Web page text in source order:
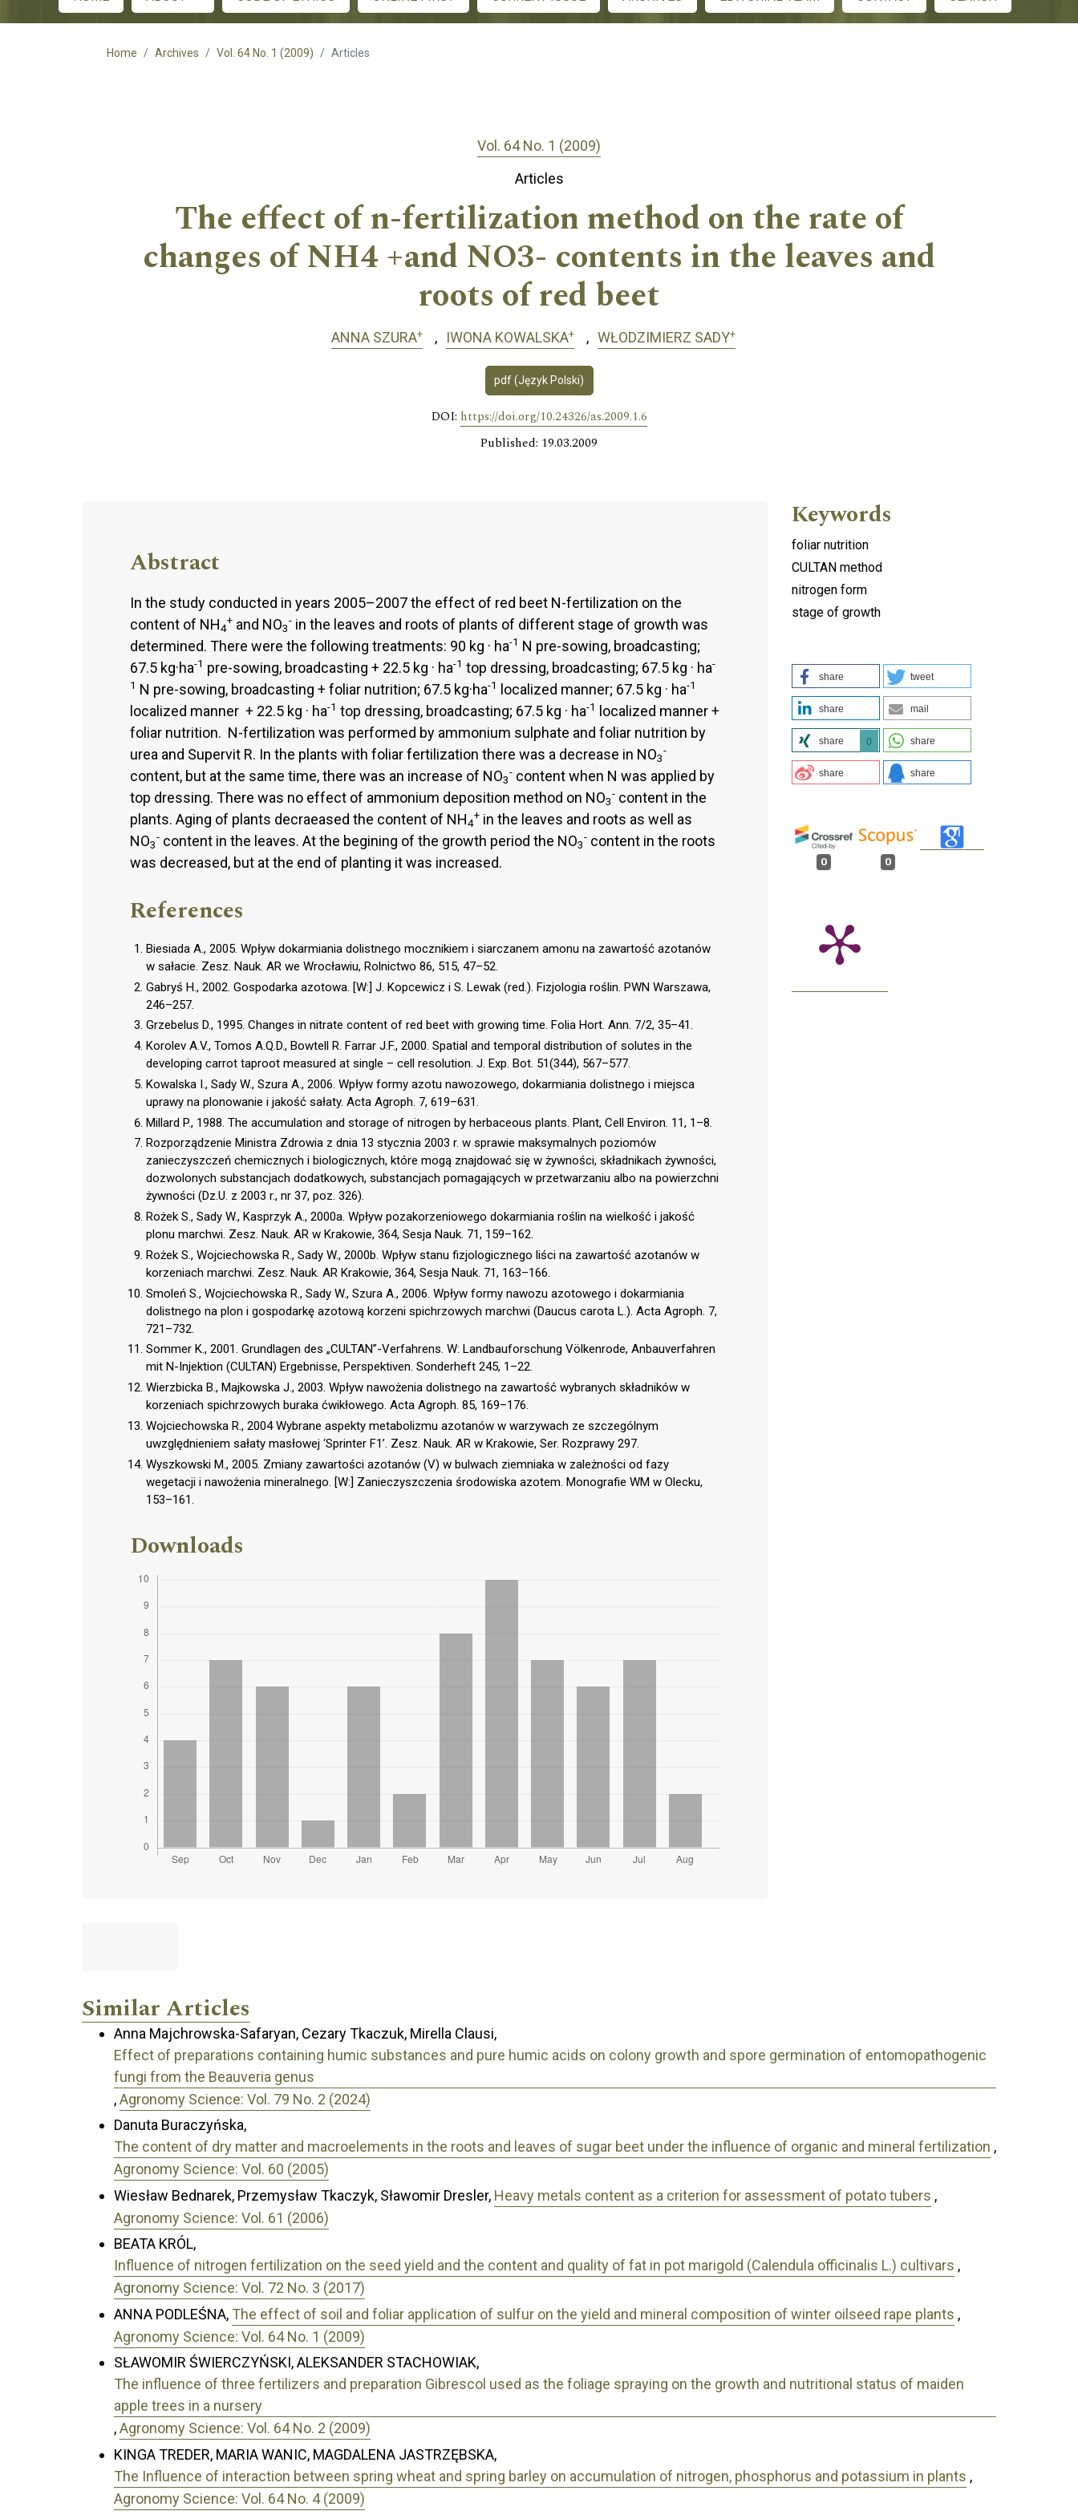
Main menu
Home Archives Vol. 64 No. 1 (2009) Articles
Vol. 64 No. 1 (2009)
Articles
The effect of n-fertilization method on the rate of
changes of NH4 +and NO3- contents in the leaves and
roots of red beet
ANNA SZURA+ IWONA KOWALSKA+ WŁODZIMIERZ SADY+
pdf (Język Polski)
DOI: https://doi.org/10.24326/as.2009.1.6
Published: 19.03.2009
Abstract
In the study conducted in years 2005–2007 the effect of red beet N-fertilization on the
content of NH4
+ and NO3
- in the leaves and roots of plants of different stage of growth was
determined. There were the following treatments: 90 kg · ha-1 N pre-sowing, broadcasting;
67.5 kg·ha-1 pre-sowing, broadcasting + 22.5 kg · ha-1 top dressing, broadcasting; 67.5 kg · ha-
1 N pre-sowing, broadcasting + foliar nutrition; 67.5 kg·ha-1 localized manner; 67.5 kg · ha-1
localized manner + 22.5 kg · ha-1 top dressing, broadcasting; 67.5 kg · ha-1 localized manner +
foliar nutrition. N-fertilization was performed by ammonium sulphate and foliar nutrition by
urea and Supervit R. In the plants with foliar fertilization there was a decrease in NO3
-
content, but at the same time, there was an increase of NO3
- content when N was applied by
top dressing. There was no effect of ammonium deposition method on NO3
- content in the
plants. Aging of plants decraeased the content of NH4
+ in the leaves and roots as well as
NO3
- content in the leaves. At the begining of the growth period the NO3
- content in the roots
was decreased, but at the end of planting it was increased.
References
Biesiada A., 2005. Wpływ dokarmiania dolistnego mocznikiem i siarczanem amonu na zawartość azotanów
w sałacie. Zesz. Nauk. AR we Wrocławiu, Rolnictwo 86, 515, 47–52.
Gabryś H., 2002. Gospodarka azotowa. [W:] J. Kopcewicz i S. Lewak (red.). Fizjologia roślin. PWN Warszawa,
246–257.
Grzebelus D., 1995. Changes in nitrate content of red beet with growing time. Folia Hort. Ann. 7/2, 35–41.
Korolev A.V., Tomos A.Q.D., Bowtell R. Farrar J.F., 2000. Spatial and temporal distribution of solutes in the
developing carrot taproot measured at single – cell resolution. J. Exp. Bot. 51(344), 567–577.
Kowalska I., Sady W., Szura A., 2006. Wpływ formy azotu nawozowego, dokarmiania dolistnego i miejsca
uprawy na plonowanie i jakość sałaty. Acta Agroph. 7, 619–631.
Millard P., 1988. The accumulation and storage of nitrogen by herbaceous plants. Plant, Cell Environ. 11, 1–8.
Rozporządzenie Ministra Zdrowia z dnia 13 stycznia 2003 r. w sprawie maksymalnych poziomów
zanieczyszczeń chemicznych i biologicznych, które mogą znajdować się w żywności, składnikach żywności,
dozwolonych substancjach dodatkowych, substancjach pomagających w przetwarzaniu albo na powierzchni
żywności (Dz.U. z 2003 r., nr 37, poz. 326).
Rożek S., Sady W., Kasprzyk A., 2000a. Wpływ pozakorzeniowego dokarmiania roślin na wielkość i jakość
plonu marchwi. Zesz. Nauk. AR w Krakowie, 364, Sesja Nauk. 71, 159–162.
Rożek S., Wojciechowska R., Sady W., 2000b. Wpływ stanu fizjologicznego liści na zawartość azotanów w
korzeniach marchwi. Zesz. Nauk. AR Krakowie, 364, Sesja Nauk. 71, 163–166.
Smoleń S., Wojciechowska R., Sady W., Szura A., 2006. Wpływ formy nawozu azotowego i dokarmiania
dolistnego na plon i gospodarkę azotową korzeni spichrzowych marchwi (Daucus carota L.). Acta Agroph. 7,
721–732.
Sommer K., 2001. Grundlagen des „CULTAN”-Verfahrens. W: Landbauforschung Völkenrode, Anbauverfahren
mit N-Injektion (CULTAN) Ergebnisse, Perspektiven. Sonderheft 245, 1–22.
Wierzbicka B., Majkowska J., 2003. Wpływ nawożenia dolistnego na zawartość wybranych składników w
korzeniach spichrzowych buraka ćwikłowego. Acta Agroph. 85, 169–176.
Wojciechowska R., 2004 Wybrane aspekty metabolizmu azotanów w warzywach ze szczególnym
uwzględnieniem sałaty masłowej ‘Sprinter F1’. Zesz. Nauk. AR w Krakowie, Ser. Rozprawy 297.
Wyszkowski M., 2005. Zmiany zawartości azotanów (V) w bulwach ziemniaka w zależności od fazy
wegetacji i nawożenia mineralnego. [W:] Zanieczyszczenia środowiska azotem. Monografie WM w Olecku,
153–161.
Downloads
Keywords
foliar nutrition
CULTAN method
nitrogen form
stage of growth
share tweet
share mail
share 0 share
share share
0 0
Similar Articles
Anna Majchrowska-Safaryan, Cezary Tkaczuk, Mirella Clausi,
Effect of preparations containing humic substances and pure humic acids on colony growth and spore germination of entomopathogenic
fungi from the Beauveria genus
,Agronomy Science: Vol. 79 No. 2 (2024)
Danuta Buraczyńska,
The content of dry matter and macroelements in the roots and leaves of sugar beet under the influence of organic and mineral fertilization ,
Agronomy Science: Vol. 60 (2005)
Wiesław Bednarek, Przemysław Tkaczyk, Sławomir Dresler, Heavy metals content as a criterion for assessment of potato tubers ,
Agronomy Science: Vol. 61 (2006)
BEATA KRÓL,
Influence of nitrogen fertilization on the seed yield and the content and quality of fat in pot marigold (Calendula officinalis L.) cultivars ,
Agronomy Science: Vol. 72 No. 3 (2017)
ANNA PODLEŚNA, The effect of soil and foliar application of sulfur on the yield and mineral composition of winter oilseed rape plants ,
Agronomy Science: Vol. 64 No. 1 (2009)
SŁAWOMIR ŚWIERCZYŃSKI, ALEKSANDER STACHOWIAK,
The influence of three fertilizers and preparation Gibrescol used as the foliage spraying on the growth and nutritional status of maiden
apple trees in a nursery
,Agronomy Science: Vol. 64 No. 2 (2009)
KINGA TREDER, MARIA WANIC, MAGDALENA JASTRZĘBSKA,
The Influence of interaction between spring wheat and spring barley on accumulation of nitrogen, phosphorus and potassium in plants ,
Agronomy Science: Vol. 64 No. 4 (2009)